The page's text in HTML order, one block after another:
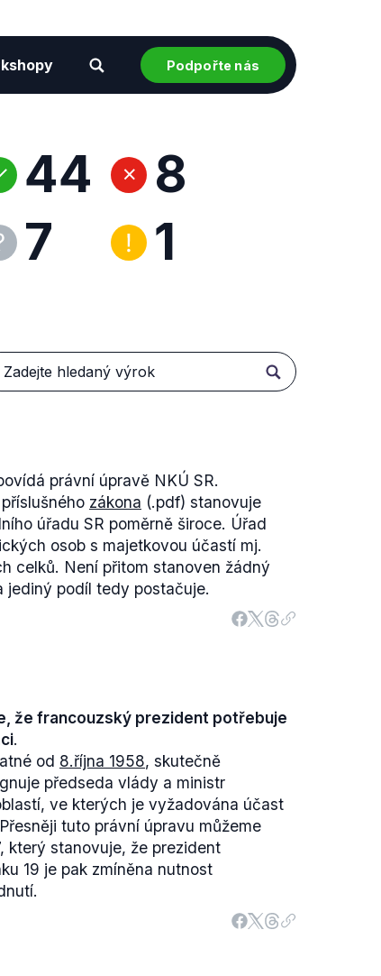
Podpořte nás
44
7
8
1
právní úpravě NKÚ SR.
zákona (.pdf) stanovuje
úřadu SR poměrně široce. Úřad
osob s majetkovou účastí mj.
celků. Není přitom stanoven žádný
jediný podíl tedy postačuje.
že francouzský prezident potřebuje
.
od 8.října 1958, skutečně
předseda vlády a ministr
ve kterých je vyžadována účast
tuto právní úpravu můžeme
který stanovuje, že prezident
19 je pak zmíněna nutnost